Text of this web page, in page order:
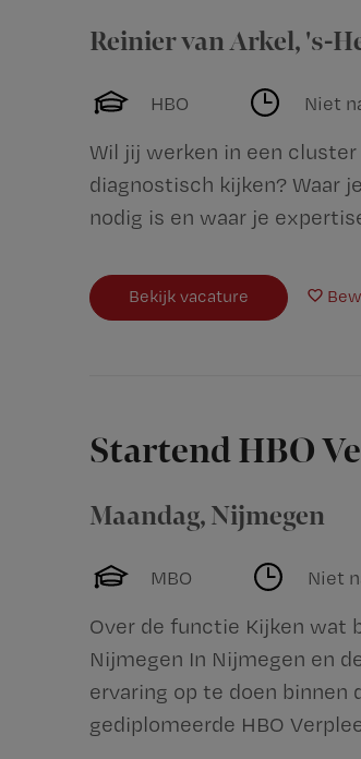
Reinier van Arkel, 's-
HBO Niet
Wil jij werken in een
diagnostisch kijken? Waar
nodig is en waar je
Bekijk vacature
Startend HBO
Maandag, Nijmegen
MBO Niet
Over de functie Kijken wat
Nijmegen In Nijmegen en
ervaring op te doen binnen
gediplomeerde HBO